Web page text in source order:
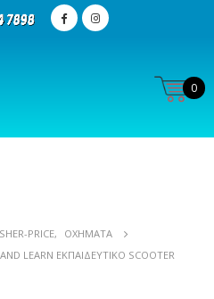
0
PRICE,
ΟΧΉΜΑΤΑ
LEARN ΕΚΠΑΙΔΕΥΤΙΚΌ SCOOTER